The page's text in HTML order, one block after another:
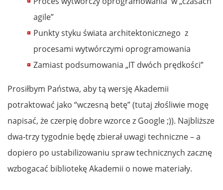
agile”
Punkty styku świata architektonicznego z
procesami wytwórczymi oprogramowania
Zamiast podsumowania „IT dwóch prędkości”
Prosiłbym Państwa, aby tą wersję Akademii
potraktować jako “wczesną betę” (tutaj złośliwie mogę
napisać, że czerpię dobre wzorce z Google ;)). Najbliższe
dwa-trzy tygodnie będę zbierał uwagi techniczne – a
dopiero po ustabilizowaniu spraw technicznych zacznę
wzbogacać bibliotekę Akademii o nowe materiały.